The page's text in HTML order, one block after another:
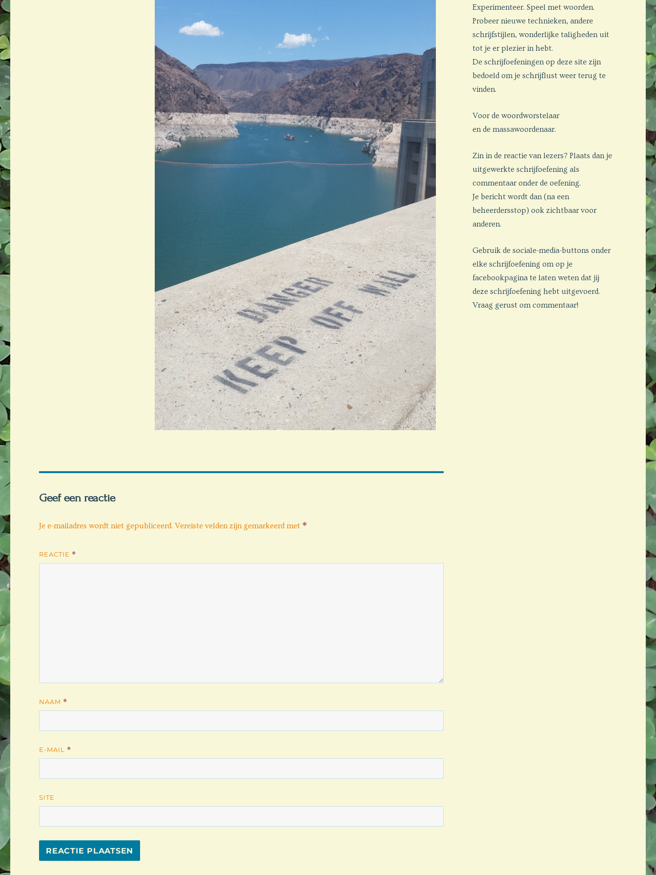
Geef een reactie
Je e-mailadres wordt niet gepubliceerd. Vereiste velden zijn gemarkeerd met *
REACTIE *
NAAM *
E-MAIL *
SITE
Experimenteer. Speel met woorden.
Probeer nieuwe technieken, andere
schrijfstijlen, wonderlijke taligheden uit
tot je er plezier in hebt.
De schrijfoefeningen op deze site zijn
bedoeld om je schrijflust weer terug te
vinden.
Voor de woordworstelaar
en de massawoordenaar.
Zin in de reactie van lezers? Plaats dan je
uitgewerkte schrijfoefening als
commentaar onder de oefening.
Je bericht wordt dan (na een
beheerdersstop) ook zichtbaar voor
anderen.
Gebruik de sociale-media-buttons onder
elke schrijfoefening om op je
facebookpagina te laten weten dat jij
deze schrijfoefening hebt uitgevoerd.
Vraag gerust om commentaar!